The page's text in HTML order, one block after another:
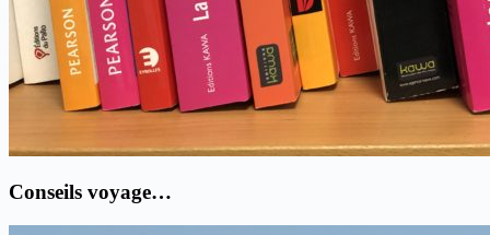
Conseils voyage…